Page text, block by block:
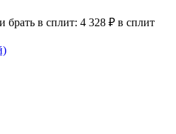
брать в сплит: 4 328 ₽ в сплит